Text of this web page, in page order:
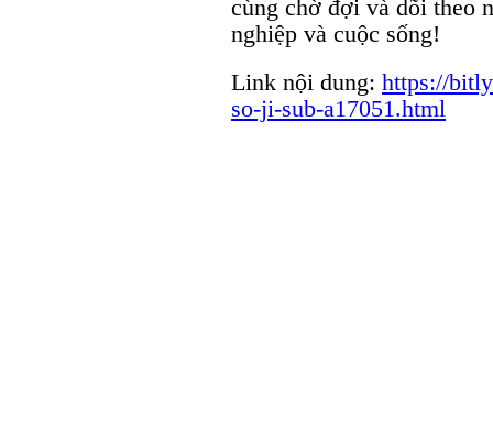
cùng chờ đợi và dõi theo
nghiệp và cuộc sống!
Link nội dung: https://
so-ji-sub-a17051.html